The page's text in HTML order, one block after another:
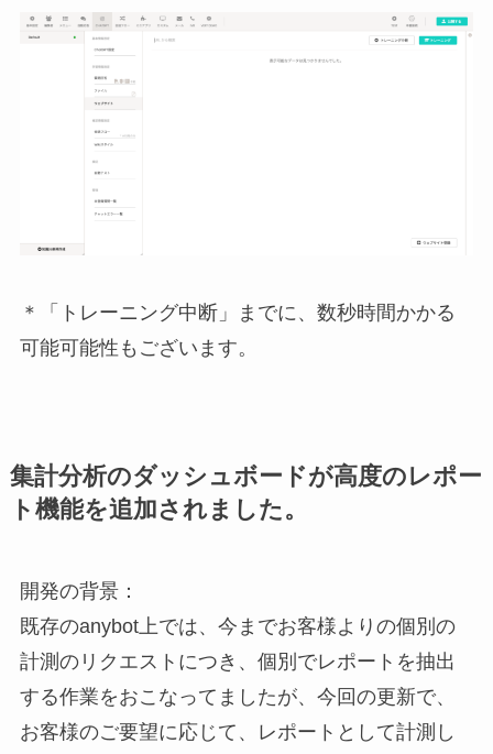
＊「トレーニング中断」までに、数秒時間かかる
可能可能性もございます。
集計分析のダッシュボードが高度のレポー
ト機能を追加されました。
開発の背景：
既存のanybot上では、今までお客様よりの個別の
計測のリクエストにつき、個別でレポートを抽出
する作業をおこなってましたが、今回の更新で、
お客様のご要望に応じて、レポートとして計測し